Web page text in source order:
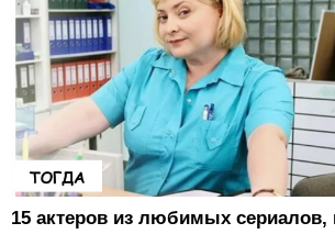
15 актеров из любимых сериалов,